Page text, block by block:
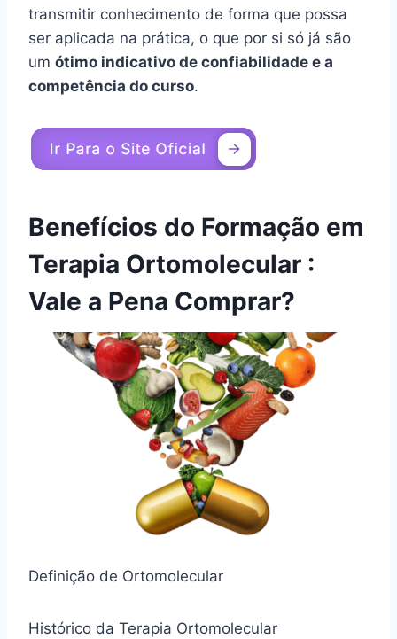
transmitir conhecimento de forma que possa
ser aplicada na prática, o que por si só já são
um ótimo indicativo de confiabilidade e a
competência do curso.
Benefícios do Formação em
Terapia Ortomolecular :
Vale a Pena Comprar?
Definição de Ortomolecular
Histórico da Terapia Ortomolecular